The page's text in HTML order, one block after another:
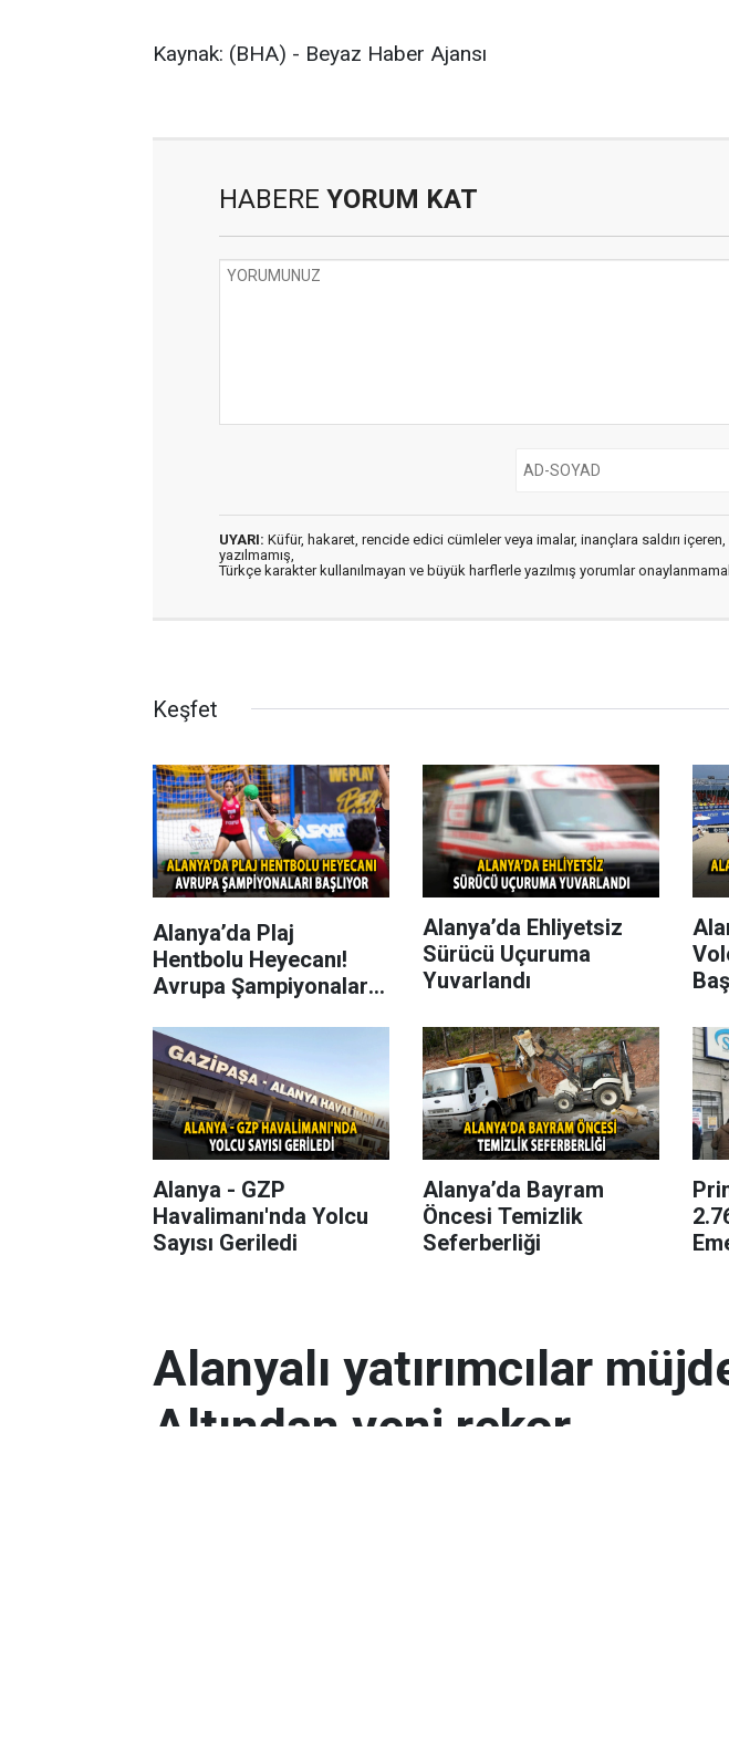
Kaynak: (BHA) - Beyaz Haber Ajansı
HABERE YORUM KAT
UYARI: Küfür, hakaret, rencide edici cümleler veya imalar, inançlara saldırı içeren,
yazılmamış,
Türkçe karakter kullanılmayan ve büyük harflerle yazılmış yorumlar
Keşfet
Alanya’da Plaj
Hentbolu Heyecanı!
Avrupa Şampiyonaları
Alanya’da Ehliyetsiz
Sürücü Uçuruma
Yuvarlandı
Alanya - GZP
Havalimanı'nda Yolcu
Sayısı Geriledi
Alanya’da Bayram
Öncesi Temizlik
Seferberliği
Alanyalı yatırımcılar
Altından yeni rekor